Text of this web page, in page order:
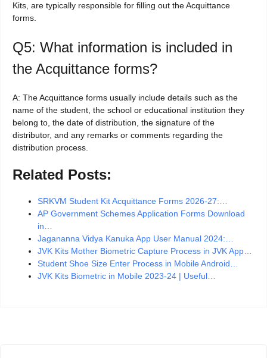
Kits, are typically responsible for filling out the Acquittance
forms.
Q5: What information is included in
the Acquittance forms?
A: The Acquittance forms usually include details such as the
name of the student, the school or educational institution they
belong to, the date of distribution, the signature of the
distributor, and any remarks or comments regarding the
distribution process.
Related Posts:
SRKVM Student Kit Acquittance Forms 2026-27:…
AP Government Schemes Application Forms Download
in…
Jagananna Vidya Kanuka App User Manual 2024:…
JVK Kits Mother Biometric Capture Process in JVK App…
Student Shoe Size Enter Process in Mobile Android…
JVK Kits Biometric in Mobile 2023-24 | Useful…